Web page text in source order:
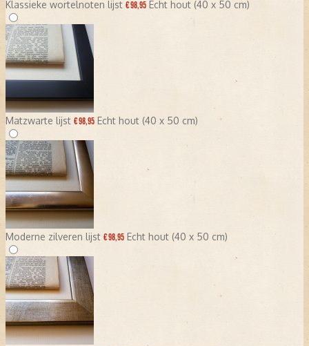
Klassieke wortelnoten lijst € 98,95 Echt hout (40 x 50 cm)
Matzwarte lijst € 98,95 Echt hout (40 x 50 cm)
Moderne zilveren lijst € 98,95 Echt hout (40 x 50 cm)